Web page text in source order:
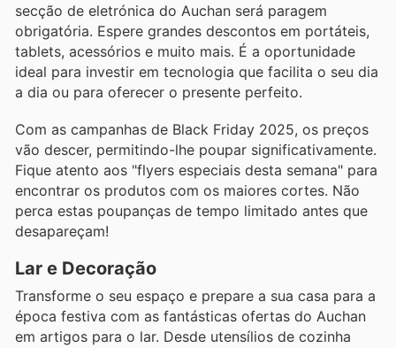
secção de eletrónica do Auchan será paragem
obrigatória. Espere grandes descontos em portáteis,
tablets, acessórios e muito mais. É a oportunidade
ideal para investir em tecnologia que facilita o seu dia
a dia ou para oferecer o presente perfeito.
Com as campanhas de Black Friday 2025, os preços
vão descer, permitindo-lhe poupar significativamente.
Fique atento aos "flyers especiais desta semana" para
encontrar os produtos com os maiores cortes. Não
perca estas poupanças de tempo limitado antes que
desapareçam!
Lar e Decoração
Transforme o seu espaço e prepare a sua casa para a
época festiva com as fantásticas ofertas do Auchan
em artigos para o lar. Desde utensílios de cozinha